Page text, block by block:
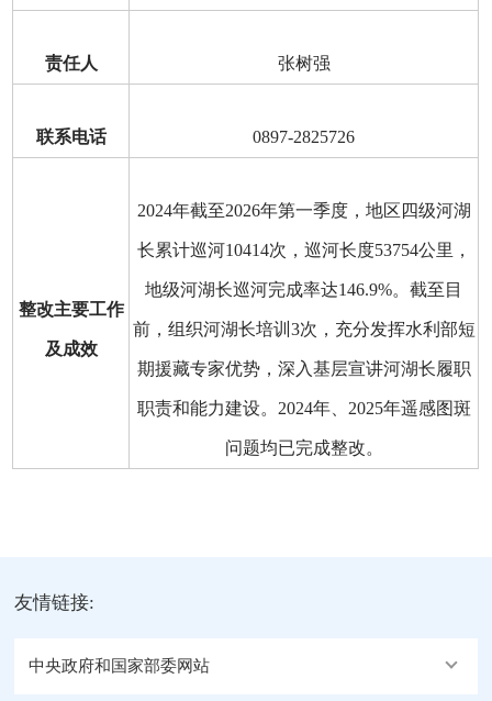
责任人 张树强
联系电话 0897-2825726
整改主要工作
及成效
2024年截至2026年第一季度，地区四级河湖
长累计巡河10414次，巡河长度53754公里，
地级河湖长巡河完成率达146.9%。截至目
前，组织河湖长培训3次，充分发挥水利部短
期援藏专家优势，深入基层宣讲河湖长履职
职责和能力建设。2024年、2025年遥感图斑
问题均已完成整改。
友情链接:
中央政府和国家部委网站